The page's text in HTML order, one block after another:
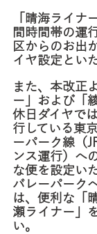
「晴海ライナ
間時間帯の運
区からのお出
イヤ設定とい
また、本改正
ー」および「
休日ダイヤで
行している東
ーパーク線（
ンス運行）へ
な便を設定い
バレーパーク
は、便利な「
瀬ライナー」
い。